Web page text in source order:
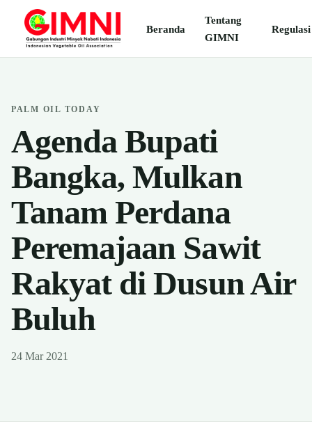
Beranda
Tentang
GIMNI
Regulasi
PALM OIL TODAY
Agenda Bupati
Bangka, Mulkan
Tanam Perdana
Peremajaan Sawit
Rakyat di Dusun Air
Buluh
24 Mar 2021